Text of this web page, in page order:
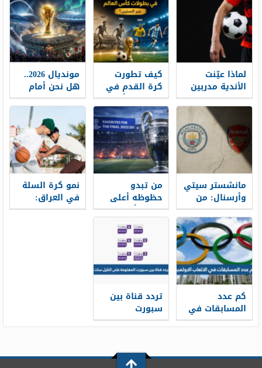
لماذا عيّنت
الأندية مدربين
للكرات الثابتة
كيف تطورت
كرة القدم في
بطولات كأس
العالم عبر
السنين؟
مونديال 2026..
هل نحن أمام
ثورة حقيقية
في تاريخ كأس
العالم؟
مانشستر سيتي
وأرسنال: من
سيفوز بلقب
الدوري
الإنجليزي في
2025-2026؟
من تبدو
حظوظه أعلى
لرفع كأس
دوري الأبطال
هذا الموسم؟
نمو كرة السلة
في العراق:
هيكل الدوري
كم عدد
المسابقات في
الالعاب
تردد قناة بين
سبورت
المفتوحة على